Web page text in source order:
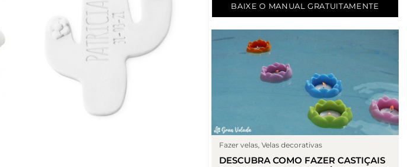
BAIXE O MANUAL GRATUITAMENTE
Fazer velas ,Velas decorativas
DESCUBRA COMO FAZER CASTIÇAIS